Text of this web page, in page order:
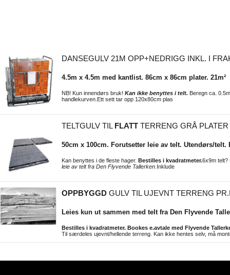
DANSEGULV 21M OPP+NEDRIGG INKL. I
4.5m x 4.5m med kantlist. 86cm x 86cm plater. 21m²
NB! Kun innendørs bruk! Kan ikke benyttes i telt. Beregn ca.
handlekurven.Ett sett tar opp 120x80cm plas
TELTGULV TIL FLATT TERRENG GRÅ PLATER
50cm x 100cm. Forutsetter leie av telt. Utendørs/telt.
Kan benyttes i de fleste hager. Bestilles i kvadratmeter.6x9m telt?
leie av telt fra Den Flyvende Tallerken. Inklude
OPPBYGGD GULV TIL UJEVNT TERRENG
Leies kun ut sammen med telt fra Den Flyvende
Bestilles i kvadratmeter. Bookes e.avtale med Flyvende
Til særdeles ujevnt/hellende terreng. Kan ikke hentes selv, må